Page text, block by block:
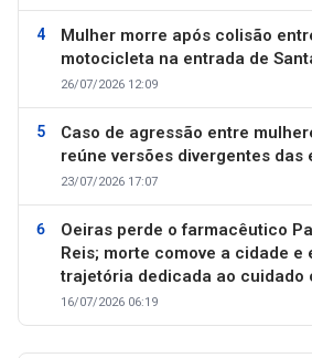
Mulher morre após colisão
motocicleta na entrada de
26/07/2026 12:09
Caso de agressão entre
reúne versões divergentes das
23/07/2026 17:07
Oeiras perde o farmacêutico
Reis; morte comove a cidade e
trajetória dedicada ao cuidado
16/07/2026 06:19